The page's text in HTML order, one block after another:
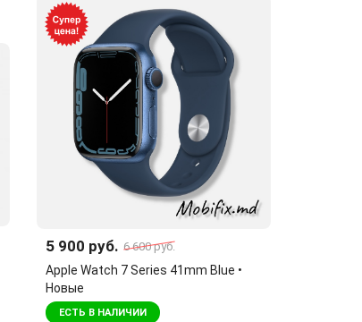
5 900 руб. 6 600 руб.
Apple Watch 7 Series 41mm Blue •
Новые
ЕСТЬ В НАЛИЧИИ